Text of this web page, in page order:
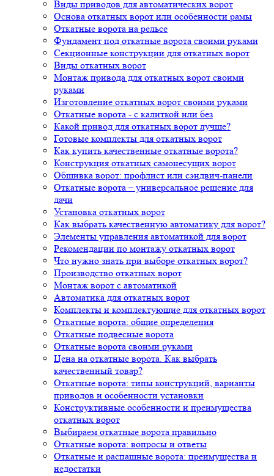
Виды приводов для автоматических ворот
Основа откатных ворот или особенности рамы
Откатные ворота на рельсе
Фундамент под откатные ворота своими руками
Секционные конструкции для откатных ворот
Виды откатных ворот
Монтаж привода для откатных ворот своими
руками
Изготовление откатных ворот своими руками
Откатные ворота - с калиткой или без
Какой привод для откатных ворот лучше?
Готовые комплекты для откатных ворот
Как купить качественные откатные ворота?
Конструкция откатных самонесущих ворот
Обшивка ворот: профлист или сэндвич-панели
Откатные ворота – универсальное решение для
дачи
Установка откатных ворот
Как выбрать качественную автоматику для ворот?
Элементы управления автоматикой для ворот
Рекомендации по монтажу откатных ворот
Что нужно знать при выборе откатных ворот?
Производство откатных ворот
Монтаж ворот с автоматикой
Автоматика для откатных ворот
Комплекты и комплектующие для откатных ворот
Откатные ворота: общие определения
Откатные подвесные ворота
Откатные ворота своими руками
Цена на откатные ворота. Как выбрать
качественный товар?
Откатные ворота: типы конструкций, варианты
приводов и особенности установки
Конструктивные особенности и преимущества
откатных ворот
Выбираем откатные ворота правильно
Откатные ворота: вопросы и ответы
Откатные и распашные ворота: преимущества и
недостатки